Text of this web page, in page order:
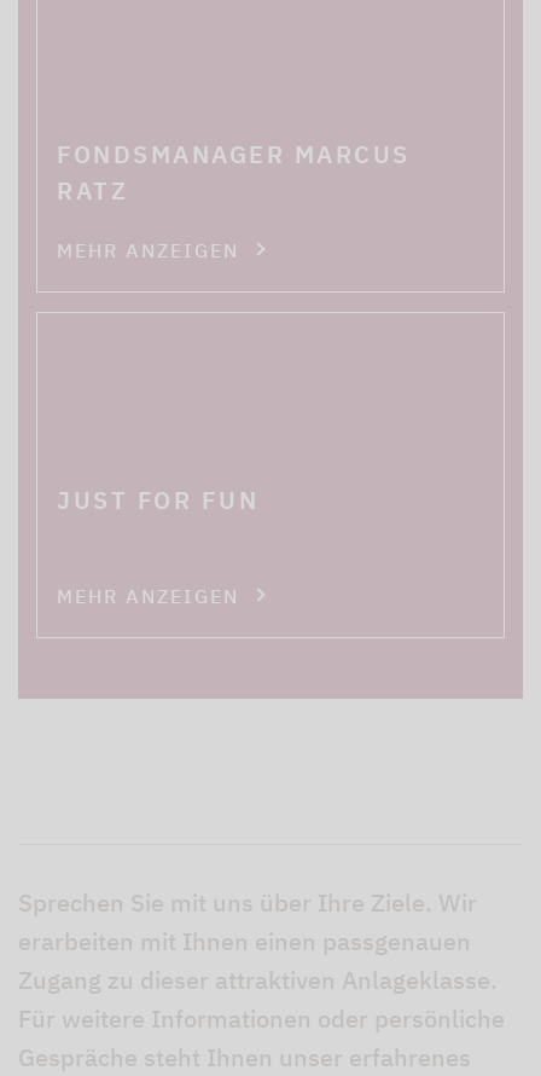
FONDSMANAGER MARCUS
RATZ
MEHR ANZEIGEN
JUST FOR FUN
MEHR ANZEIGEN
Sprechen Sie mit uns über Ihre Ziele. Wir
erarbeiten mit Ihnen einen passgenauen
Zugang zu dieser attraktiven Anlageklasse.
Für weitere Informationen oder persönliche
Gespräche steht Ihnen unser erfahrenes